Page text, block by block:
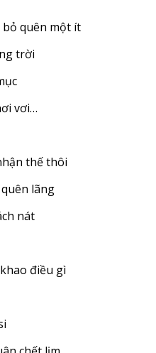
quên một ít
trời
vơi…
thế thôi
lãng
nát
điều gì